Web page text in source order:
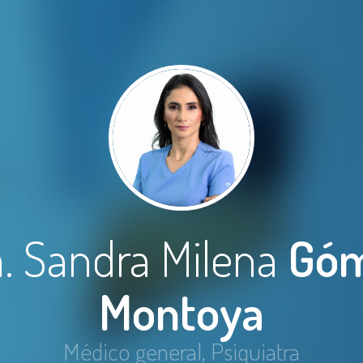
Sandra Milena
Montoya
Médico general, Psiquiatra